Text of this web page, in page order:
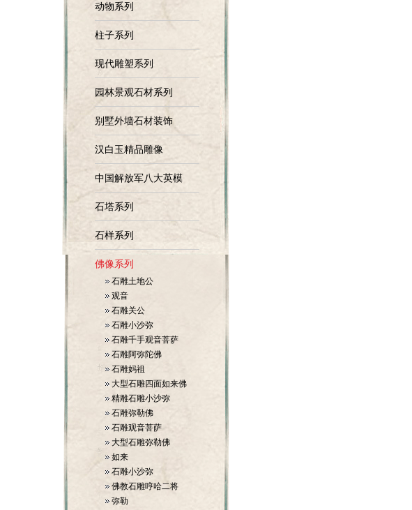
动物系列
柱子系列
现代雕塑系列
园林景观石材系列
别墅外墙石材装饰
汉白玉精品雕像
中国解放军八大英模
石塔系列
石样系列
佛像系列
石雕土地公
观音
石雕关公
石雕小沙弥
石雕千手观音菩萨
石雕阿弥陀佛
石雕妈祖
大型石雕四面如来佛
精雕石雕小沙弥
石雕弥勒佛
石雕观音菩萨
大型石雕弥勒佛
如来
石雕小沙弥
佛教石雕哼哈二将
弥勒